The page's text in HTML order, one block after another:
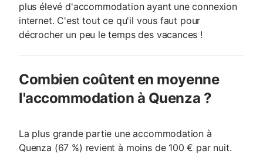
plus élevé d'accommodation ayant une connexion
internet. C'est tout ce qu'il vous faut pour
décrocher un peu le temps des vacances !
Combien coûtent en moyenne
l'accommodation à Quenza ?
La plus grande partie une accommodation à
Quenza (67 %) revient à moins de 100 € par nuit.